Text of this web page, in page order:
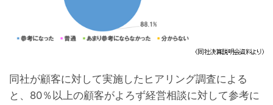
同社が顧客に対して実施したヒアリング調査による
と、80％以上の顧客がよろず経営相談に対して参考に